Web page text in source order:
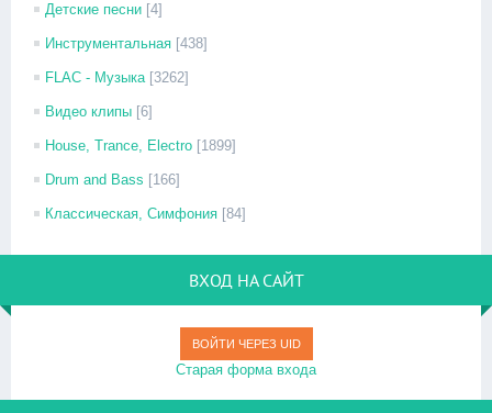
Детские песни [4]
Инструментальная [438]
FLAC - Музыка [3262]
Видео клипы [6]
House, Trance, Electro [1899]
Drum and Bass [166]
Классическая, Симфония [84]
ВХОД НА САЙТ
ВОЙТИ ЧЕРЕЗ UID
Старая форма входа